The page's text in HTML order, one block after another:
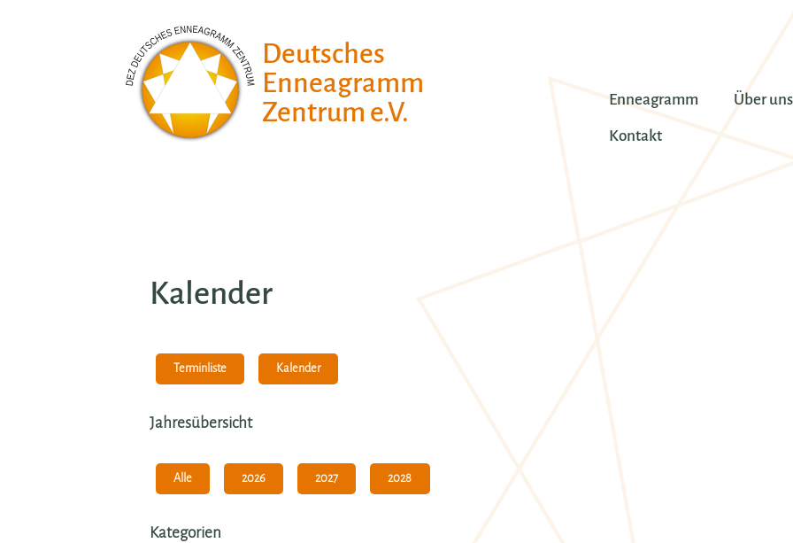
Deutsches
Enneagramm
Zentrum e.V.
Enneagramm Über uns
Kontakt
Kalender
Terminliste Kalender
Jahresübersicht
Alle 2026 2027 2028
Kategorien